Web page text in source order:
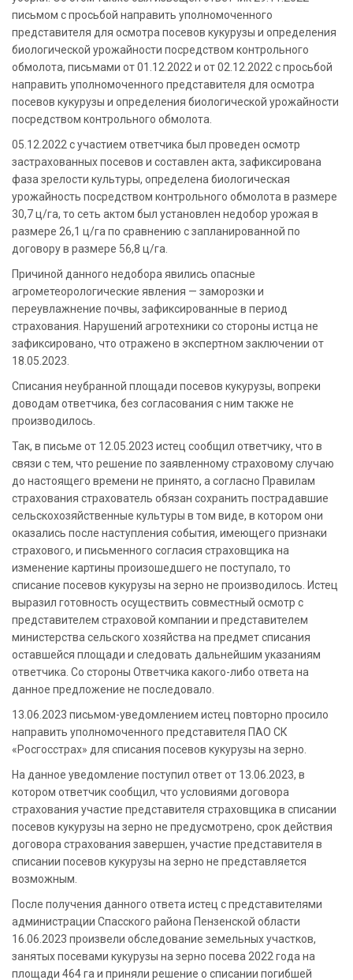
письмом с просьбой направить уполномоченного
представителя для осмотра посевов кукурузы и определения
биологической урожайности посредством контрольного
обмолота, письмами от 01.12.2022 и от 02.12.2022 с просьбой
направить уполномоченного представителя для осмотра
посевов кукурузы и определения биологической урожайности
посредством контрольного обмолота.
05.12.2022 с участием ответчика был проведен осмотр
застрахованных посевов и составлен акта, зафиксирована
фаза зрелости культуры, определена биологическая
урожайность посредством контрольного обмолота в размере
30,7 ц/га, то сеть актом был установлен недобор урожая в
размере 26,1 ц/га по сравнению с запланированной по
договору в размере 56,8 ц/га.
Причиной данного недобора явились опасные
агрометеорологические явления — заморозки и
переувлажнение почвы, зафиксированные в период
страхования. Нарушений агротехники со стороны истца не
зафиксировано, что отражено в экспертном заключении от
18.05.2023.
Списания неубранной площади посевов кукурузы, вопреки
доводам ответчика, без согласования с ним также не
производилось.
Так, в письме от 12.05.2023 истец сообщил ответчику, что в
связи с тем, что решение по заявленному страховому случаю
до настоящего времени не принято, а согласно Правилам
страхования страхователь обязан сохранить пострадавшие
сельскохозяйственные культуры в том виде, в котором они
оказались после наступления события, имеющего признаки
страхового, и письменного согласия страховщика на
изменение картины произошедшего не поступало, то
списание посевов кукурузы на зерно не производилось. Истец
выразил готовность осуществить совместный осмотр с
представителем страховой компании и представителем
министерства сельского хозяйства на предмет списания
оставшейся площади и следовать дальнейшим указаниям
ответчика. Со стороны Ответчика какого-либо ответа на
данное предложение не последовало.
13.06.2023 письмом-уведомлением истец повторно просило
направить уполномоченного представителя ПАО СК
«Росгосстрах» для списания посевов кукурузы на зерно.
На данное уведомление поступил ответ от 13.06.2023, в
котором ответчик сообщил, что условиями договора
страхования участие представителя страховщика в списании
посевов кукурузы на зерно не предусмотрено, срок действия
договора страхования завершен, участие представителя в
списании посевов кукурузы на зерно не представляется
возможным.
После получения данного ответа истец с представителями
администрации Спасского района Пензенской области
16.06.2023 произвели обследование земельных участков,
занятых посевами кукурузы на зерно посева 2022 года на
площади 464 га и приняли решение о списании погибшей